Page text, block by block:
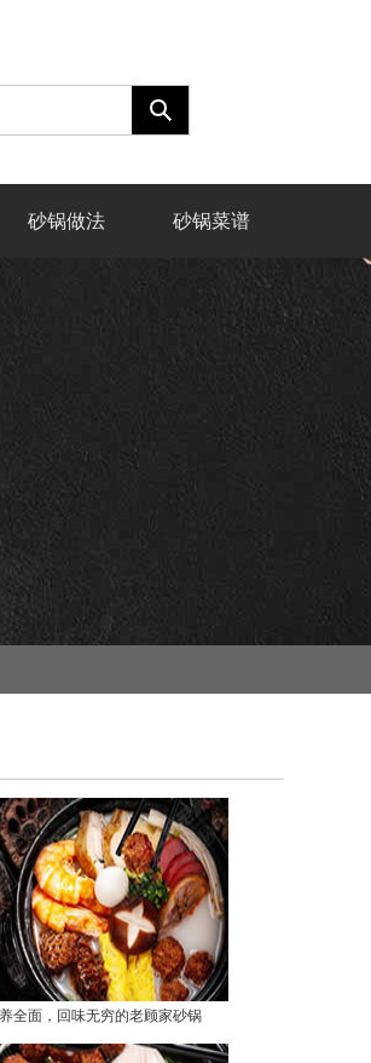
砂锅做法 砂锅菜谱
全面，回味无穷的老顾家砂锅